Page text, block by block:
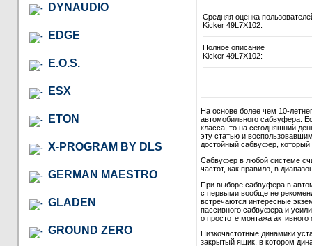
DYNAUDIO
EDGE
E.O.S.
ESX
ETON
X-PROGRAM BY DLS
GERMAN MAESTRO
GLADEN
GROUND ZERO
Средняя оценка
Kicker 49L7X102:
Полное описание
Kicker 49L7X102:
На основе более чем 10-
автомобильного сабвуфера.
класса, то на сегодняшний
эту статью и
достойный сабвуфер, который
Сабвуфер в любой системе
частот, как правило, в
При выборе сабвуфера в
с первыми вообще не
встречаются интересные
пассивного сабвуфера и
о простоте монтажа
Низкочастотные динамики
закрытый ящик, в котором